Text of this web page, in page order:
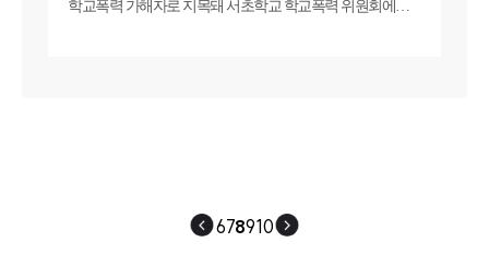
학교폭력 가해자로 지목돼 서초학교 학교폭력 위원회에서
678910